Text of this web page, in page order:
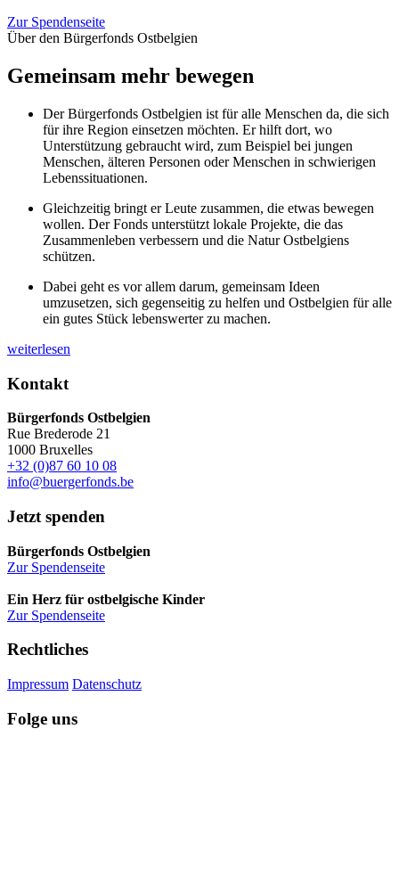
Zur Spendenseite
Über den Bürgerfonds Ostbelgien
Gemeinsam mehr bewegen
Der Bürgerfonds Ostbelgien ist für alle Menschen da, die sich
für ihre Region einsetzen möchten. Er hilft dort, wo
Unterstützung gebraucht wird, zum Beispiel bei jungen
Menschen, älteren Personen oder Menschen in schwierigen
Lebenssituationen.
Gleichzeitig bringt er Leute zusammen, die etwas bewegen
wollen. Der Fonds unterstützt lokale Projekte, die das
Zusammenleben verbessern und die Natur Ostbelgiens
schützen.
Dabei geht es vor allem darum, gemeinsam Ideen
umzusetzen, sich gegenseitig zu helfen und Ostbelgien für alle
ein gutes Stück lebenswerter zu machen.
weiterlesen
Kontakt
Bürgerfonds Ostbelgien
Rue Brederode 21
1000 Bruxelles
+32 (0)87 60 10 08
info@buergerfonds.be
Jetzt spenden
Bürgerfonds Ostbelgien
Zur Spendenseite
Ein Herz für ostbelgische Kinder
Zur Spendenseite
Rechtliches
Impressum Datenschutz
Folge uns